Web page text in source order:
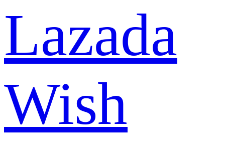
Lazada
Wish